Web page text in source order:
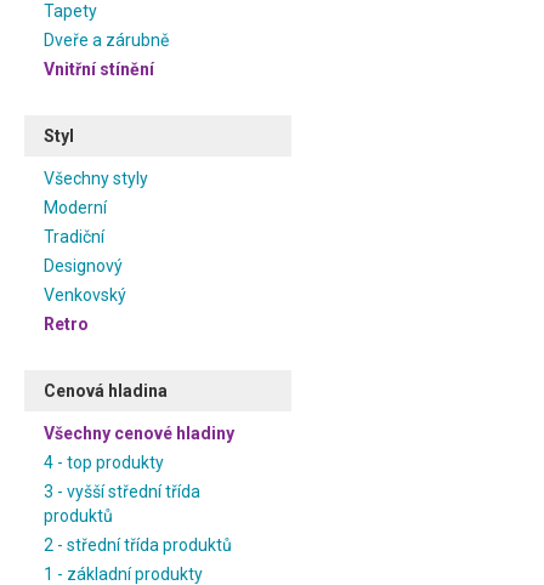
Tapety
Dveře a zárubně
Vnitřní stínění
Styl
Všechny styly
Moderní
Tradiční
Designový
Venkovský
Retro
Cenová hladina
Všechny cenové hladiny
4 - top produkty
3 - vyšší střední třída
produktů
2 - střední třída produktů
1 - základní produkty